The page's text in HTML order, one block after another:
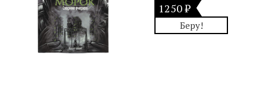
1250 ₽
Беру!